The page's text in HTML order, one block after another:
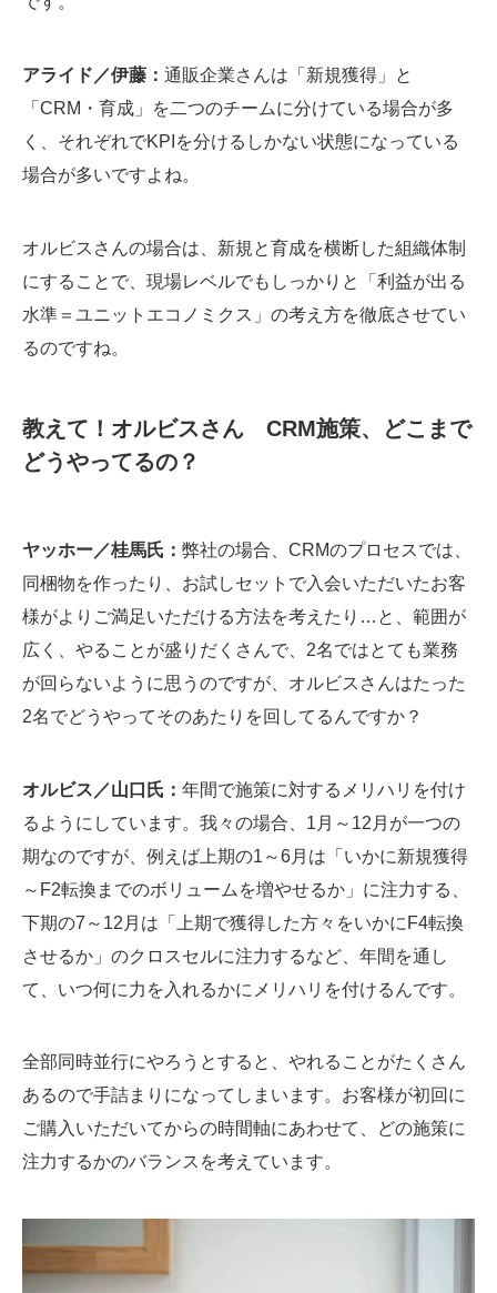
アライド／伊藤： 通販企業さんは「新規獲得」と
「CRM・育成」を二つのチームに分けている場合が多
く、それぞれでKPIを分けるしかない状態になっている
場合が多いですよね。
オルビスさんの場合は、新規と育成を横断した組織体制
にすることで、現場レベルでもしっかりと「利益が出る
水準＝ユニットエコノミクス」の考え方を徹底させてい
るのですね。
教えて！オルビスさん CRM施策、どこまで
どうやってるの？
ヤッホー／桂馬氏： 弊社の場合、CRMのプロセスでは、
同梱物を作ったり、お試しセットで入会いただいたお客
様がよりご満足いただける方法を考えたり…と、範囲が
広く、やることが盛りだくさんで、2名ではとても業務
が回らないように思うのですが、オルビスさんはたった
2名でどうやってそのあたりを回してるんですか？
オルビス／山口氏： 年間で施策に対するメリハリを付け
るようにしています。我々の場合、1月～12月が一つの
期なのですが、例えば上期の1～6月は「いかに新規獲得
～F2転換までのボリュームを増やせるか」に注力する、
下期の7～12月は「上期で獲得した方々をいかにF4転換
させるか」のクロスセルに注力するなど、年間を通し
て、いつ何に力を入れるかにメリハリを付けるんです。
全部同時並行にやろうとすると、やれることがたくさん
あるので手詰まりになってしまいます。お客様が初回に
ご購入いただいてからの時間軸にあわせて、どの施策に
注力するかのバランスを考えています。